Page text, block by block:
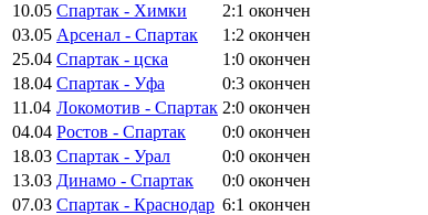
10.05 Спартак - Химки 2:1 окончен
03.05 Арсенал - Спартак 1:2 окончен
25.04 Спартак - цска 1:0 окончен
18.04 Спартак - Уфа 0:3 окончен
11.04 Локомотив - Спартак 2:0 окончен
04.04 Ростов - Спартак 0:0 окончен
18.03 Спартак - Урал 0:0 окончен
13.03 Динамо - Спартак 0:0 окончен
07.03 Спартак - Краснодар 6:1 окончен